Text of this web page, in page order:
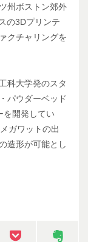
州ボストン郊外
の3Dプリンテ
クチャリングを
科大学発のスタ
パウダーベッド
を開発してい
ガワットの出
造形が可能とし